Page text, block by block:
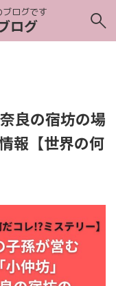
ログです
ログ
良の宿坊の場
報【世界の何